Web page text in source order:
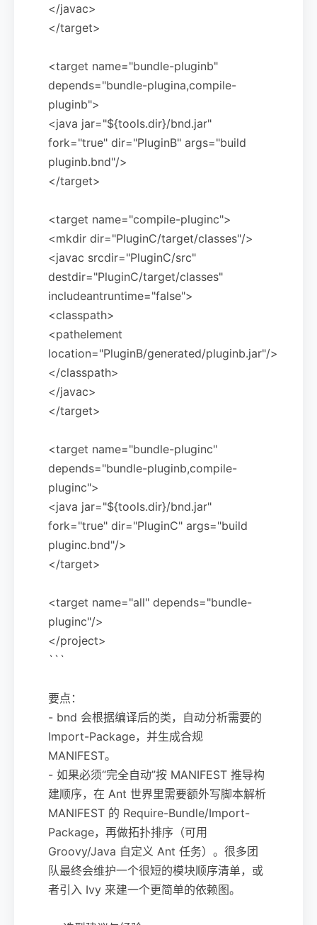
</javac>
</target>
<target name="bundle-pluginb"
depends="bundle-plugina,compile-
pluginb">
<java jar="${tools.dir}/bnd.jar"
fork="true" dir="PluginB" args="build
pluginb.bnd"/>
</target>
<target name="compile-pluginc">
<mkdir dir="PluginC/target/classes"/>
<javac srcdir="PluginC/src"
destdir="PluginC/target/classes"
includeantruntime="false">
<classpath>
<pathelement
location="PluginB/generated/pluginb.jar"/>
</classpath>
</javac>
</target>
<target name="bundle-pluginc"
depends="bundle-pluginb,compile-
pluginc">
<java jar="${tools.dir}/bnd.jar"
fork="true" dir="PluginC" args="build
pluginc.bnd"/>
</target>
<target name="all" depends="bundle-
pluginc"/>
</project>
```
要点：
- bnd 会根据编译后的类，自动分析需要的
Import-Package，并生成合规
MANIFEST。
- 如果必须“完全自动”按 MANIFEST 推导构
建顺序，在 Ant 世界里需要额外写脚本解析
MANIFEST 的 Require-Bundle/Import-
Package，再做拓扑排序（可用
Groovy/Java 自定义 Ant 任务）。很多团
队最终会维护一个很短的模块顺序清单，或
者引入 Ivy 来建一个更简单的依赖图。